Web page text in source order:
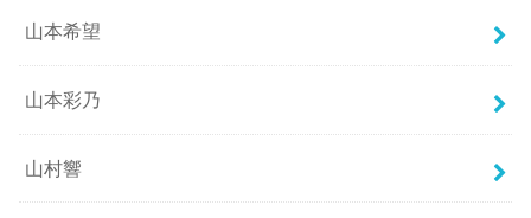
山本希望
山本彩乃
山村響